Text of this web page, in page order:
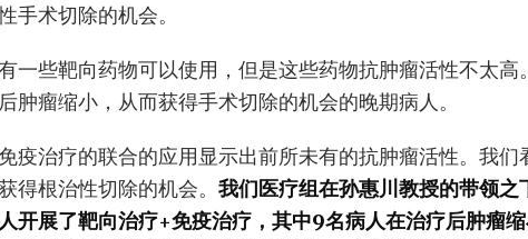
手术切除的机会。
一些靶向药物可以使用，但是这些药物抗肿瘤活性不太高
肿瘤缩小，从而获得手术切除的机会的晚期病人。
疫治疗的联合的应用显示出前所未有的抗肿瘤活性。我们
得根治性切除的机会。 我们医疗组在孙惠川教授的带领
开展了靶向治疗+免疫治疗，其中9名病人在治疗后肿瘤